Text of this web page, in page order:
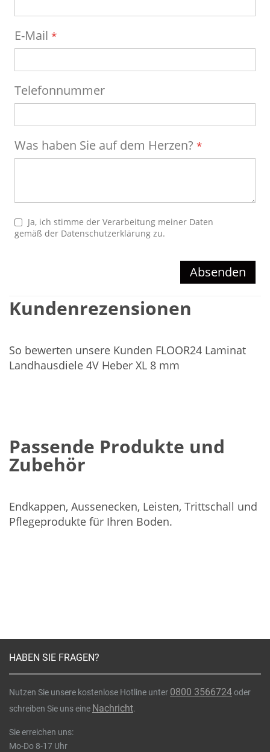
E-Mail
Telefonnummer
Was haben Sie auf dem Herzen?
Ja, ich stimme der Verarbeitung meiner Daten
gemäß der Datenschutzerklärung zu.
Absenden
Kundenrezensionen
So bewerten unsere Kunden FLOOR24 Laminat
Landhausdiele 4V Heber XL 8 mm
Passende Produkte und
Zubehör
Endkappen, Aussenecken, Leisten, Trittschall und
Pflegeprodukte für Ihren Boden.
HABEN SIE FRAGEN?
Nutzen Sie unsere kostenlose Hotline unter 0800 3566724oder
schreiben Sie uns eine Nachricht.
Sie erreichen uns:
Mo-Do 8-17 Uhr